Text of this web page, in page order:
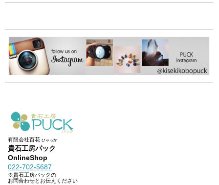
有限会社百花ひゃっか
貴石工房パック
OnlineShop
022-702-5687
※貴石工房パックの
お問合わせとお伝えください